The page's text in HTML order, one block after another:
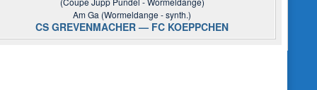
Am Ga (Wormeldange - synth.)
CS GREVENMACHER — FC KOEPPCHEN